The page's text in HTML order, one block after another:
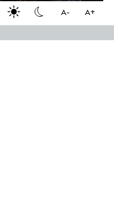
A-
A+